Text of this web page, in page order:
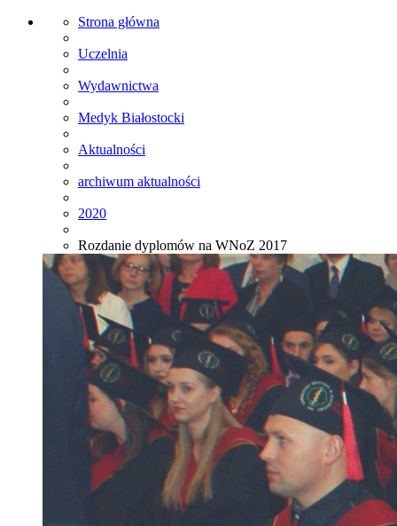
Strona główna
Uczelnia
Wydawnictwa
Medyk Białostocki
Aktualności
archiwum aktualności
2020
Rozdanie dyplomów na WNoZ 2017